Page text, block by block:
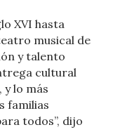
XVI hasta
musical de
y talento
cultural
lo más
familias
todos”, dijo